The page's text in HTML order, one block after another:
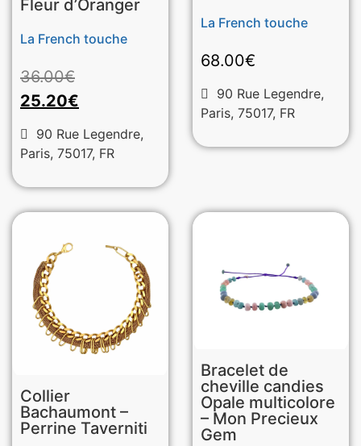
Fleur d’Oranger
La French touche
36.00€
25.20€
90 Rue Legendre,
Paris, 75017, FR
La French touche
68.00€
90 Rue Legendre,
Paris, 75017, FR
Collier
Bachaumont –
Perrine Taverniti
Bracelet de
cheville candies
Opale multicolore
– Mon Precieux
Gem